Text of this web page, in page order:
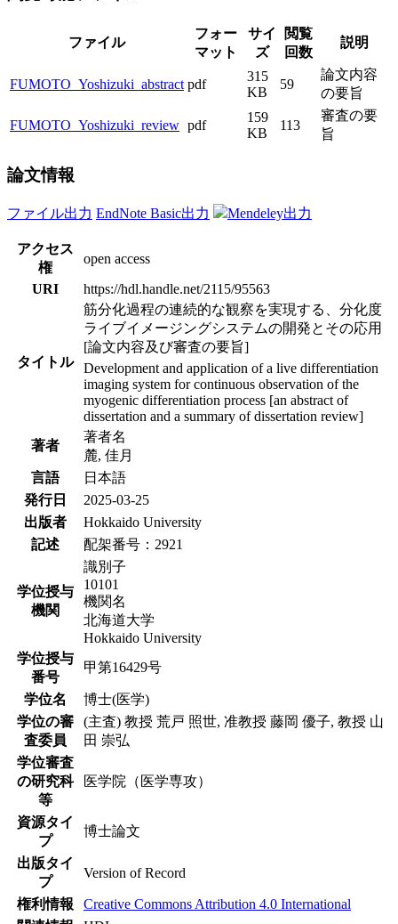
ファイル
フォー
マット
サイ
ズ
閲覧
回数
説明
FUMOTO_Yoshizuki_abstract pdf
315
KB
59
論文内容
の要旨
FUMOTO_Yoshizuki_review pdf
159
KB
113
審査の要
旨
論文情報
ファイル出力 EndNote Basic出力 Mendeley出力
アクセス
権
open access
URI
https://hdl.handle.net/2115/95563
タイトル
筋分化過程の連続的な観察を実現する、分化度
ライブイメージングシステムの開発とその応用
[論文内容及び審査の要旨]
Development and application of a live differentiation
imaging system for continuous observation of the
myogenic differentiation process [an abstract of
dissertation and a summary of dissertation review]
著者
著者名
麓, 佳月
言語
日本語
発行日
2025-03-25
出版者
Hokkaido University
記述
配架番号：2921
学位授与
機関
識別子
10101
機関名
北海道大学
Hokkaido University
学位授与
番号
甲第16429号
学位名
博士(医学)
学位の審
査委員
(主査) 教授 荒戸 照世, 准教授 藤岡 優子, 教授 山
田 崇弘
学位審査
の研究科
等
医学院（医学専攻）
資源タイ
プ
博士論文
出版タイ
プ
Version of Record
権利情報
Creative Commons Attribution 4.0 International